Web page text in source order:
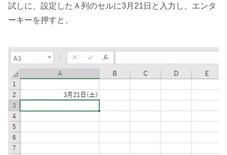
試しに、設定したＡ列のセルに3月21日と入力し、エンタ
ーキーを押すと、